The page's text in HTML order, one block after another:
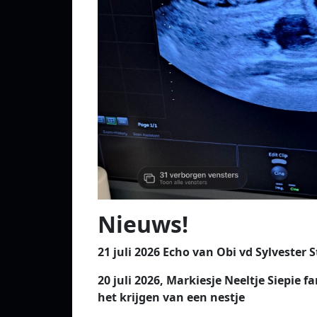
Nieuws!
21 juli 2026 Echo van Obi vd
20 juli 2026, Markiesje Neeltje Siepie
het krijgen van een nestje